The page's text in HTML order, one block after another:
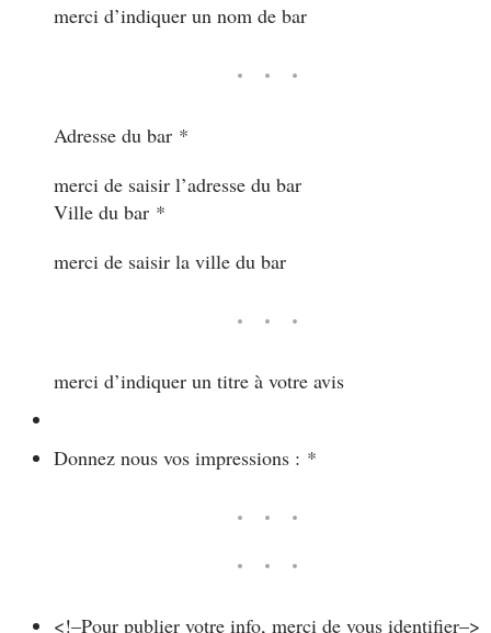
merci d’indiquer un nom de bar
Adresse du bar *
merci de saisir l’adresse du bar
Ville du bar *
merci de saisir la ville du bar
merci d’indiquer un titre à votre avis
Donnez nous vos impressions : *
<!–Pour publier votre info, merci de vous identifier–>